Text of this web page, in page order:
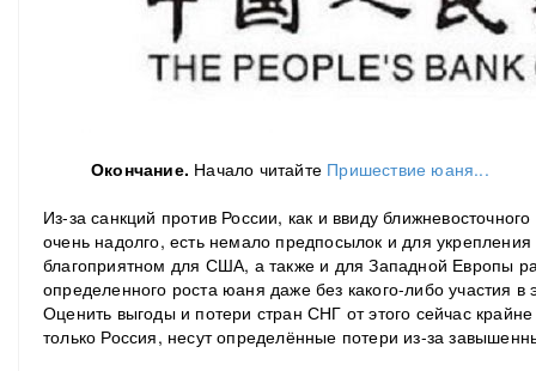
Окончание. Начало читайте Пришествие юаня...
Из-за санкций против России, как и ввиду
очень надолго, есть немало предпосылок и для
благоприятном для США, а также и для Западной Европы
определенного роста юаня даже без какого-либо участия
Оценить выгоды и потери стран СНГ от этого сейчас
только Россия, несут определённые потери из-за